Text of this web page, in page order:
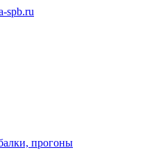
spb.ru
прогоны